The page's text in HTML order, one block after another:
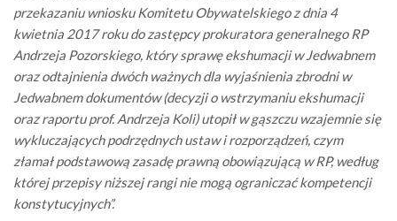
przekazaniu wniosku Komitetu Obywatelskiego z dnia 4
kwietnia 2017 roku do zastępcy prokuratora generalnego RP
Andrzeja Pozorskiego, który sprawę ekshumacji w Jedwabnem
oraz odtajnienia dwóch ważnych dla wyjaśnienia zbrodni w
Jedwabnem dokumentów (decyzji o wstrzymaniu ekshumacji
oraz raportu prof. Andrzeja Koli) utopił w gąszczu wzajemnie się
wykluczających podrzędnych ustaw i rozporządzeń, czym
złamał podstawową zasadę prawną obowiązującą w RP, według
której przepisy niższej rangi nie mogą ograniczać kompetencji
konstytucyjnych”.